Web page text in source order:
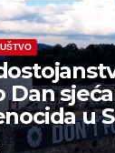
Dan
u